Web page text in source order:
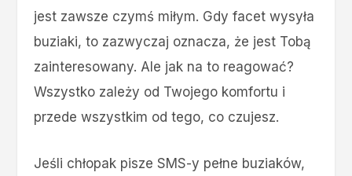
jest zawsze czymś miłym. Gdy facet wysyła
buziaki, to zazwyczaj oznacza, że jest Tobą
zainteresowany. Ale jak na to reagować?
Wszystko zależy od Twojego komfortu i
przede wszystkim od tego, co czujesz.
Jeśli chłopak pisze SMS-y pełne buziaków,